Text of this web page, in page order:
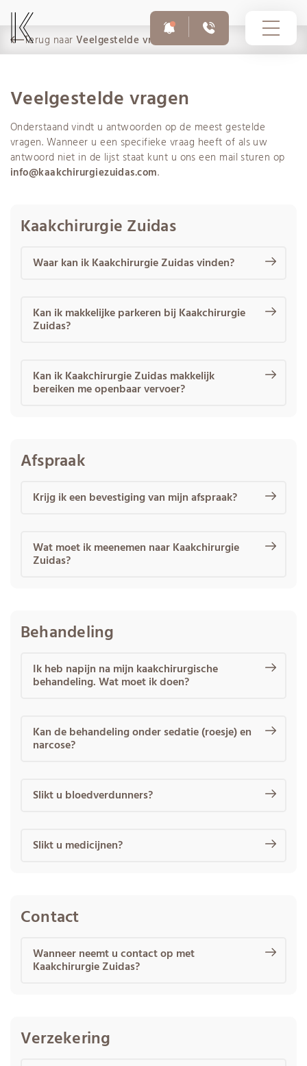
10-03-2026
Op dit moment zijn er phishingmails in omloop uit naam
van Infomedics met als onderwerp ‘Openstaande
vordering – Infomedics’. In deze e-mails wordt gevraagd
om binnen enkele dagen een openstaande rekening te
Voor afspraken en vragen
020 308 6055
Terug naar Veelgestelde vragen
Veelgestelde vragen
Onderstaand vindt u antwoorden op de meest gestelde
vragen. Wanneer u een specifieke vraag heeft of als uw
antwoord niet in de lijst staat kunt u ons een mail sturen op
info@kaakchirurgiezuidas.com.
Kaakchirurgie Zuidas
Waar kan ik Kaakchirurgie Zuidas vinden?
Kan ik makkelijke parkeren bij Kaakchirurgie
Zuidas?
Kan ik Kaakchirurgie Zuidas makkelijk
bereiken me openbaar vervoer?
Afspraak
Krijg ik een bevestiging van mijn afspraak?
Wat moet ik meenemen naar Kaakchirurgie
Zuidas?
Behandeling
Ik heb napijn na mijn kaakchirurgische
behandeling. Wat moet ik doen?
Kan de behandeling onder sedatie (roesje) en
narcose?
Slikt u bloedverdunners?
Slikt u medicijnen?
Contact
Wanneer neemt u contact op met
Kaakchirurgie Zuidas?
Verzekering